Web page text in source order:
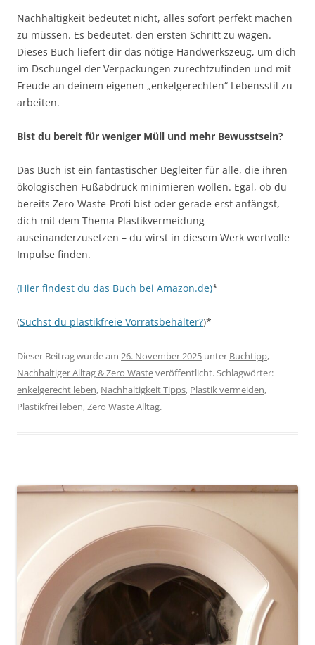
Nachhaltigkeit bedeutet nicht, alles sofort perfekt machen
zu müssen. Es bedeutet, den ersten Schritt zu wagen.
Dieses Buch liefert dir das nötige Handwerkszeug, um dich
im Dschungel der Verpackungen zurechtzufinden und mit
Freude an deinem eigenen „enkelgerechten“ Lebensstil zu
arbeiten.
Bist du bereit für weniger Müll und mehr Bewusstsein?
Das Buch ist ein fantastischer Begleiter für alle, die ihren
ökologischen Fußabdruck minimieren wollen. Egal, ob du
bereits Zero-Waste-Profi bist oder gerade erst anfängst,
dich mit dem Thema Plastikvermeidung
auseinanderzusetzen – du wirst in diesem Werk wertvolle
Impulse finden.
(Hier findest du das Buch bei Amazon.de)*
(Suchst du plastikfreie Vorratsbehälter?)*
Dieser Beitrag wurde am 26. November 2025 unter Buchtipp,
Nachhaltiger Alltag & Zero Wasteveröffentlicht. Schlagwörter:
enkelgerecht leben, Nachhaltigkeit Tipps, Plastik vermeiden,
Plastikfrei leben,Zero Waste Alltag.